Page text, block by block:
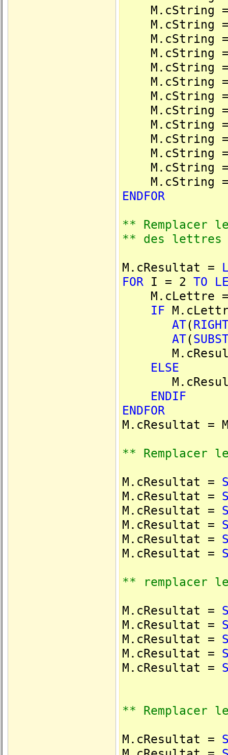
M.cString
M.cString
M.cString
M.cString
M.cString
M.cString
M.cString
M.cString
M.cString
M.cString
M.cString
M.cString
M.cString
ENDFOR
** Remplacer
** des lettres
M.cResultat =
FOR I = 2 TO
M.cLettre
IF
AT(
AT(
ELSE
ENDIF
ENDFOR
M.cResultat =
** Remplacer
M.cResultat =
M.cResultat =
M.cResultat =
M.cResultat =
M.cResultat =
M.cResultat =
** remplacer
M.cResultat =
M.cResultat =
M.cResultat =
M.cResultat =
M.cResultat =
** Remplacer
M.cResultat =